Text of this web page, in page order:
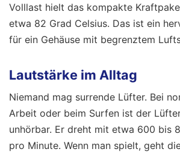
Volllast hielt das kompakte
etwa 82 Grad Celsius. Das ist ein
für ein Gehäuse mit begrenztem
Lautstärke im Alltag
Niemand mag surrende Lüfter. Bei
Arbeit oder beim Surfen ist der
unhörbar. Er dreht mit etwa 600 bis
pro Minute. Wenn man spielt, geht